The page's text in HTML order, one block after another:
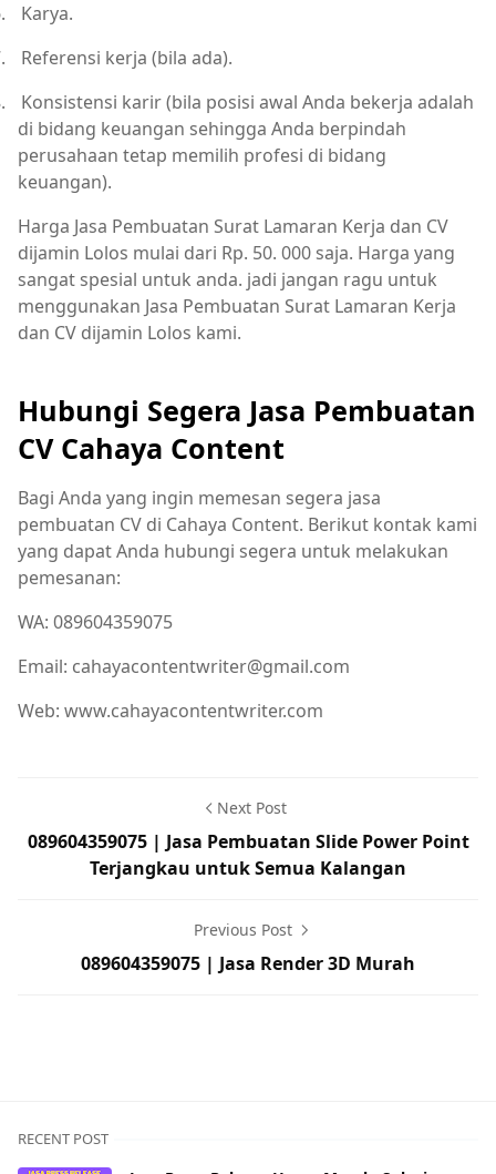
Karya.
Referensi kerja (bila ada).
Konsistensi karir (bila posisi awal Anda bekerja adalah
di bidang keuangan sehingga Anda berpindah
perusahaan tetap memilih profesi di bidang
keuangan).
Harga Jasa Pembuatan Surat Lamaran Kerja dan CV
dijamin Lolos mulai dari Rp. 50. 000 saja. Harga yang
sangat spesial untuk anda. jadi jangan ragu untuk
menggunakan Jasa Pembuatan Surat Lamaran Kerja
dan CV dijamin Lolos kami.
Hubungi Segera Jasa Pembuatan
CV Cahaya Content
Bagi Anda yang ingin memesan segera jasa
pembuatan CV di Cahaya Content. Berikut kontak kami
yang dapat Anda hubungi segera untuk melakukan
pemesanan:
WA: 089604359075
Email: cahayacontentwriter@gmail.com
Web: www.cahayacontentwriter.com
Next Post
089604359075 | Jasa Pembuatan Slide Power Point
Terjangkau untuk Semua Kalangan
Previous Post
089604359075 | Jasa Render 3D Murah
RECENT POST